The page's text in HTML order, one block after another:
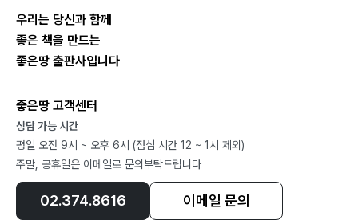
우리는 당신과 함께
좋은 책을 만드는
좋은땅 출판사입니다
좋은땅 고객센터
상담 가능 시간
평일 오전 9시 ~ 오후 6시 (점심 시간 12 ~ 1시 제외)
주말, 공휴일은 이메일로 문의부탁드립니다
02.374.8616 이메일 문의